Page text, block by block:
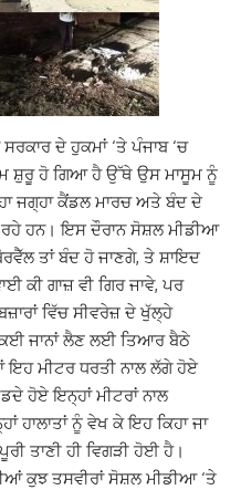
ਦੇ ਹੁਕਮਾਂ ‘ਤੇ ਪੰਜਾਬ ‘ਚ
ਸ਼ੁਰੂ ਹੋ ਗਿਆ ਹੈ ਉੱਥੇ ਉਸ ਮਾਸੂਮ ਨੂੰ
ਜਗ੍ਹਾ ਕੈਂਡਲ ਮਾਰਚ ਅਤੇ ਬੰਦ ਦੇ
ਰਹੇ ਹਨ। ਇਸ ਦੌਰਾਨ ਸੋਸ਼ਲ ਮੀਡੀਆ
ਤਾਂ ਬੰਦ ਹੋ ਜਾਣਗੇ, ਤੇ ਸ਼ਾਇਦ
ਕੀ ਗਾਜ਼ ਵੀ ਗਿਰ ਜਾਵੇ, ਪਰ
ਵਿੱਚ ਸੀਵਰੇਜ਼ ਦੇ ਖੁੱਲ੍ਹੇ
ਕਈ ਜਾਨਾਂ ਲੈਣ ਲਈ ਤਿਆਰ ਬੈਠੇ
ਇਹ ਮੀਟਰ ਧਰਤੀ ਨਾਲ ਲੱਗੇ ਹੋਏ
ਹੋਏ ਇਨ੍ਹਾਂ ਮੀਟਰਾਂ ਨਾਲ
ਹਾਲਾਤਾਂ ਨੂੰ ਵੇਖ ਕੇ ਇਹ ਕਿਹਾ ਜਾ
ਤਾਣੀ ਹੀ ਵਿਗੜੀ ਹੋਈ ਹੈ।
ਕੁਝ ਤਸਵੀਰਾਂ ਸੋਸ਼ਲ ਮੀਡੀਆ ‘ਤੇ